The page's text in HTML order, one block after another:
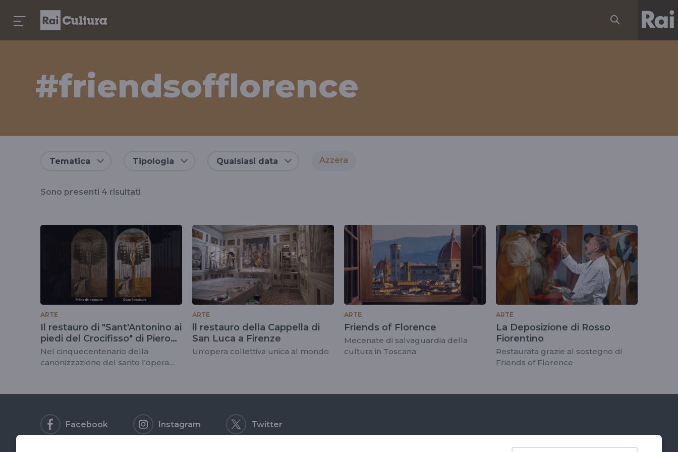
#friendsofflorence
tag
#friendsofflorence
Tematica Tipologia Qualsiasi data Azzera
Sono presenti 4 risultati
ARTE
Il restauro di "Sant'Antonino ai
piedi del Crocifisso" di Piero
del Pollaiolo
Nel cinquecentenario della
canonizzazione del santo l'opera
ARTE
ll restauro della Cappella di
San Luca a Firenze
Un'opera collettiva unica al mondo
ARTE
Friends of Florence
Mecenate di salvaguardia della
cultura in Toscana
ARTE
La Deposizione di Rosso
Fiorentino
Restaurata grazie al sostegno di
Friends of Florence
Facebook Instagram Twitter